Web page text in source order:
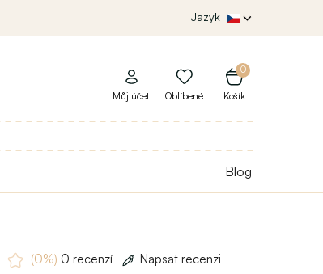
Jazyk
0
Košík
Můj účet Oblíbené
Blog
(0%) 0 recenzí Napsat recenzi